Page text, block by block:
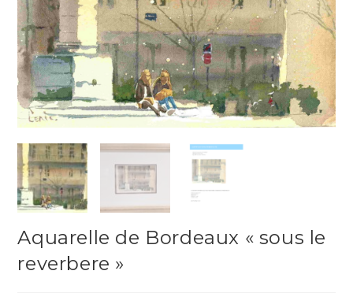
Aquarelle de Bordeaux « sous le
reverbere »